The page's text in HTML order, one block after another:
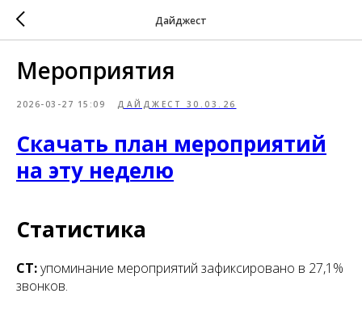
Дайджест
Мероприятия
2026-03-27 15:09 ДАЙДЖЕСТ 30.03.26
Скачать план мероприятий
на эту неделю
Статистика
СТ:упоминание мероприятий зафиксировано в 27,1%
звонков.